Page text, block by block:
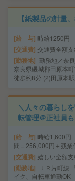
【紙製品の計量
給 与 時給1250円
交通費 交通費全額
勤務地 勤務地／奈
奈良県磯城郡田原本
徒歩約8分 (2)田原本
＼人々の暮らし
転管理＠正社員
給 与 時給1,600
間＝256,000円＋残業
交通費 嬉しい全額支
勤務地
ＪＲ片町線
イク、自転車通勤OK